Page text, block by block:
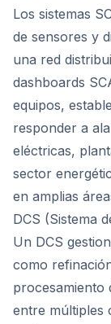
Los sistemas
de sensores y
una red
dashboards
equipos,
responder a
eléctricas,
sector
en amplias
DCS (Sistema
Un DCS
como
procesamiento
entre múltiples